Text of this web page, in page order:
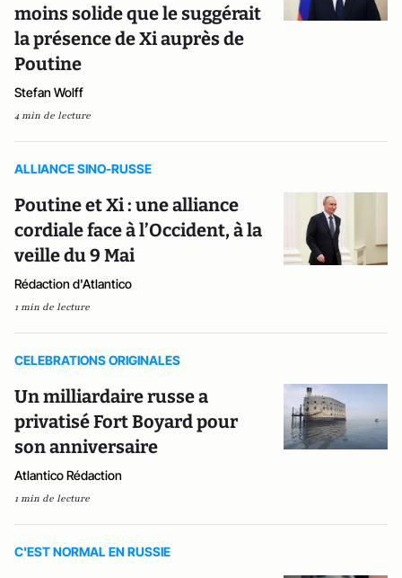
moins solide que le suggérait
la présence de Xi auprès de
Poutine
Stefan Wolff
4 min de lecture
ALLIANCE SINO-RUSSE
Poutine et Xi : une alliance
cordiale face à l’Occident, à la
veille du 9 Mai
Rédaction d'Atlantico
1 min de lecture
CELEBRATIONS ORIGINALES
Un milliardaire russe a
privatisé Fort Boyard pour
son anniversaire
Atlantico Rédaction
1 min de lecture
C'EST NORMAL EN RUSSIE